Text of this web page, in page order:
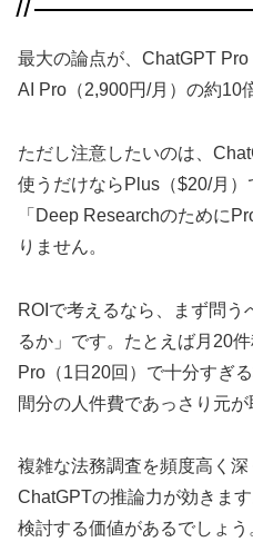
最大の論点が、ChatGPT
AI Pro（2,900円/月）の約10
ただし注意したいのは、
使うだけならPlus（$20/月）
「Deep Researchのために
りません。
ROIで考えるなら、まず問
るか」です。たとえば月20
Pro（1日20回）で十分すぎ
間分の人件費であっさり元が
複雑な法務調査を頻度高く深
ChatGPTの推論力が効きま
検討する価値があるでしょう